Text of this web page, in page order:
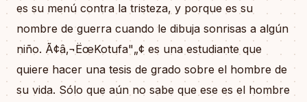
es su menú contra la tristeza, y porque es su
nombre de guerra cuando le dibuja sonrisas a algún
niño. Ã¢â‚¬ËœKotufa"„¢ es una estudiante que
quiere hacer una tesis de grado sobre el hombre de
su vida. Sólo que aún no sabe que ese es el hombre